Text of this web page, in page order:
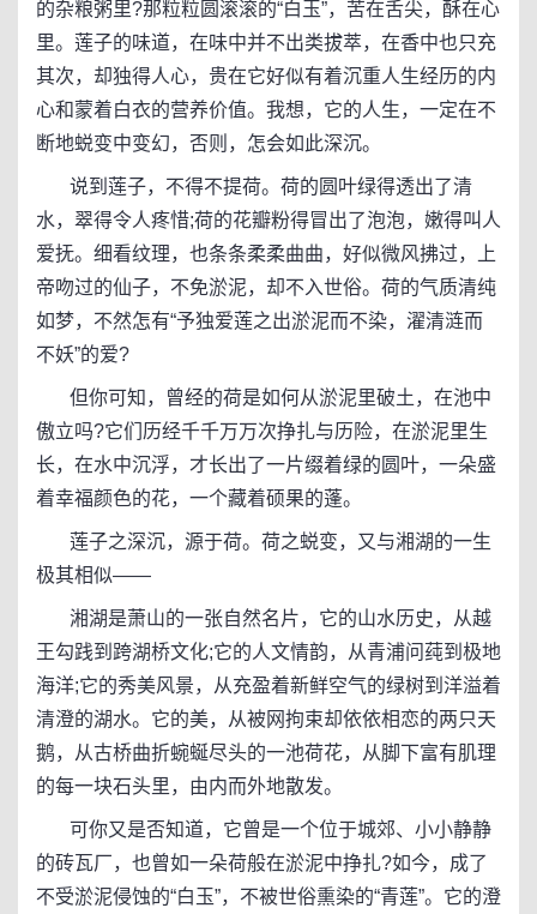
的杂粮粥里?那粒粒圆滚滚的“白玉”，苦在舌尖，酥在心
里。莲子的味道，在味中并不出类拔萃，在香中也只充
其次，却独得人心，贵在它好似有着沉重人生经历的内
心和蒙着白衣的营养价值。我想，它的人生，一定在不
断地蜕变中变幻，否则，怎会如此深沉。
说到莲子，不得不提荷。荷的圆叶绿得透出了清
水，翠得令人疼惜;荷的花瓣粉得冒出了泡泡，嫩得叫人
爱抚。细看纹理，也条条柔柔曲曲，好似微风拂过，上
帝吻过的仙子，不免淤泥，却不入世俗。荷的气质清纯
如梦，不然怎有“予独爱莲之出淤泥而不染，濯清涟而
不妖”的爱?
但你可知，曾经的荷是如何从淤泥里破土，在池中
傲立吗?它们历经千千万万次挣扎与历险，在淤泥里生
长，在水中沉浮，才长出了一片缀着绿的圆叶，一朵盛
着幸福颜色的花，一个藏着硕果的蓬。
莲子之深沉，源于荷。荷之蜕变，又与湘湖的一生
极其相似——
湘湖是萧山的一张自然名片，它的山水历史，从越
王勾践到跨湖桥文化;它的人文情韵，从青浦问莼到极地
海洋;它的秀美风景，从充盈着新鲜空气的绿树到洋溢着
清澄的湖水。它的美，从被网拘束却依依相恋的两只天
鹅，从古桥曲折蜿蜒尽头的一池荷花，从脚下富有肌理
的每一块石头里，由内而外地散发。
可你又是否知道，它曾是一个位于城郊、小小静静
的砖瓦厂，也曾如一朵荷般在淤泥中挣扎?如今，成了
不受淤泥侵蚀的“白玉”，不被世俗熏染的“青莲”。它的澄